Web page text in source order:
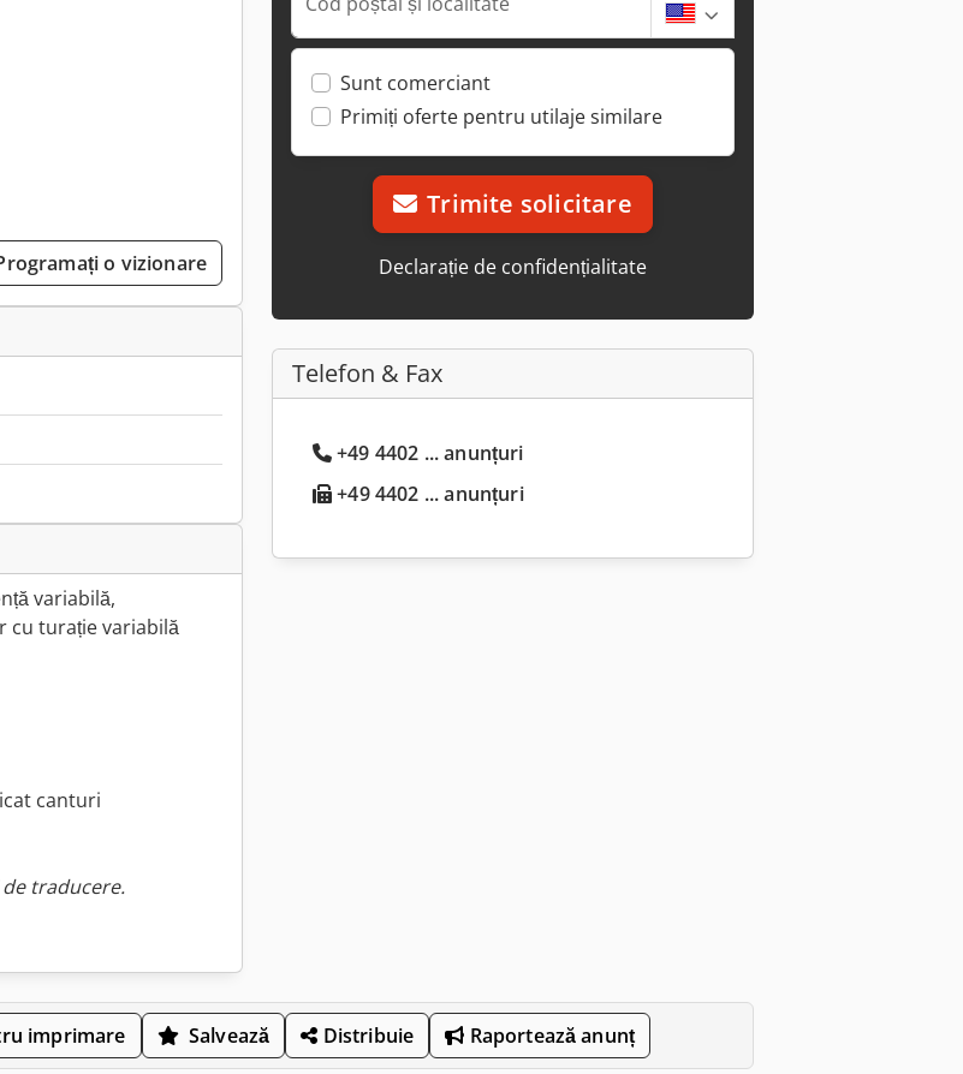
o vizionare
variabilă,
cu turație variabilă
canturi
traducere.
Sunt comerciant
Primiți oferte pentru utilaje similare
Trimite solicitare
Declarație de confidențialitate
Telefon & Fax
+49 4402 ... anunțuri
+49 4402 ... anunțuri
imprimare Salvează Distribuie Raportează anunț